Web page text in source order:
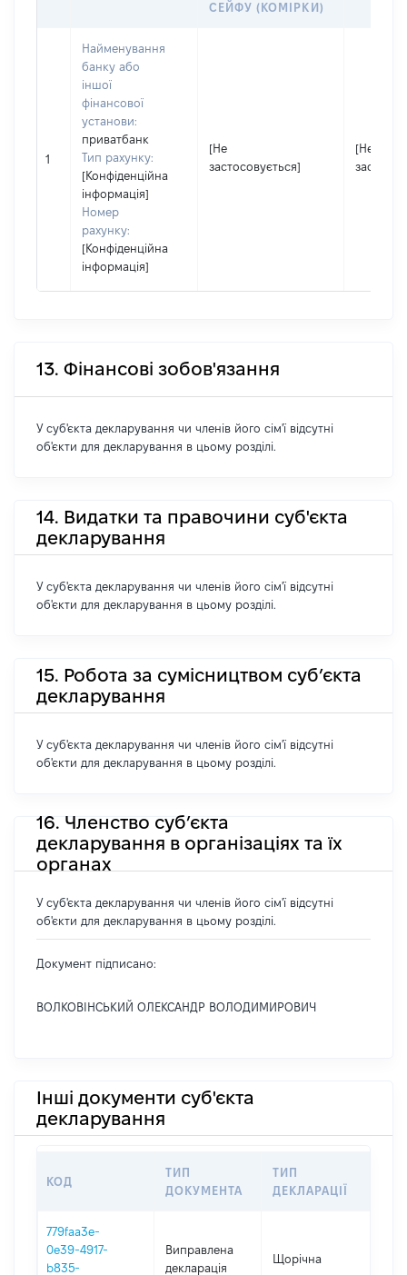
СЕЙФУ (КОМІРКИ)
1
Найменування
банку або
іншої
фінансової
установи:
приватбанк
Тип рахунку:
[Конфіденційна
інформація]
Номер
рахунку:
[Конфіденційна
інформація]
[Не
застосовується]
[Не
13. Фінансові зобов'язання
У суб'єкта декларування чи членів його сім'ї відсутні
об'єкти для декларування в цьому розділі.
14. Видатки та правочини суб'єкта
декларування
У суб'єкта декларування чи членів його сім'ї відсутні
об'єкти для декларування в цьому розділі.
15. Робота за сумісництвом суб’єкта
декларування
У суб'єкта декларування чи членів його сім'ї відсутні
об'єкти для декларування в цьому розділі.
16. Членство суб’єкта
декларування в організаціях та їх
органах
У суб'єкта декларування чи членів його сім'ї відсутні
об'єкти для декларування в цьому розділі.
Документ підписано:
ВОЛКОВІНСЬКИЙ ОЛЕКСАНДР ВОЛОДИМИРОВИЧ
Інші документи суб'єкта
декларування
КОД
ТИП
ДОКУМЕНТА
ТИП
ДЕКЛАРАЦІЇ
779faa3e-
0e39-4917-
b835-
Виправлена
декларація
Щорічна